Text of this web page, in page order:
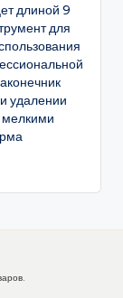
длиной 9
для
удалении
мелкими